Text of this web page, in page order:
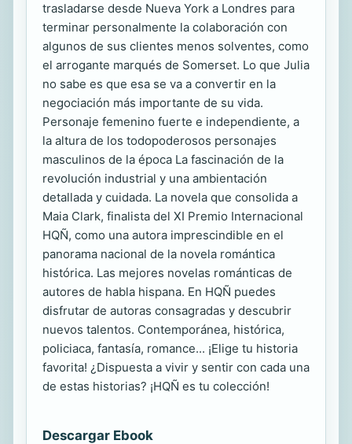
trasladarse desde Nueva York a Londres para
terminar personalmente la colaboración con
algunos de sus clientes menos solventes, como
el arrogante marqués de Somerset. Lo que Julia
no sabe es que esa se va a convertir en la
negociación más importante de su vida.
Personaje femenino fuerte e independiente, a
la altura de los todopoderosos personajes
masculinos de la época La fascinación de la
revolución industrial y una ambientación
detallada y cuidada. La novela que consolida a
Maia Clark, finalista del XI Premio Internacional
HQÑ, como una autora imprescindible en el
panorama nacional de la novela romántica
histórica. Las mejores novelas románticas de
autores de habla hispana. En HQÑ puedes
disfrutar de autoras consagradas y descubrir
nuevos talentos. Contemporánea, histórica,
policiaca, fantasía, romance... ¡Elige tu historia
favorita! ¿Dispuesta a vivir y sentir con cada una
de estas historias? ¡HQÑ es tu colección!
Descargar Ebook